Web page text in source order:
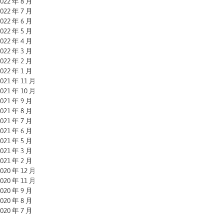
年 7 月
年 6 月
年 5 月
年 4 月
年 3 月
年 2 月
年 1 月
年 11 月
年 10 月
年 9 月
年 8 月
年 7 月
年 6 月
年 5 月
年 3 月
年 2 月
年 12 月
年 11 月
年 9 月
年 8 月
年 7 月